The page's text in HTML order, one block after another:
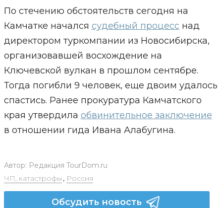
По стечению обстоятельств сегодня на
Камчатке начался судебный процесс над
директором туркомпании из Новосибирска,
организовавшей восхождение на
Ключевской вулкан в прошлом сентябре.
Тогда погибли 9 человек, еще двоим удалось
спастись. Ранее прокуратура Камчатского
края утвердила обвинительное заключение
в отношении гида Ивана Алабугина.
Автор: Редакция TourDom.ru
ЧП, катастрофы , Россия
Обсудить новость